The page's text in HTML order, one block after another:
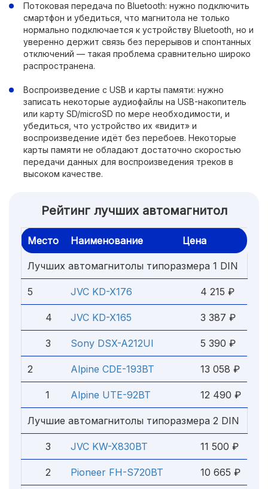
Потоковая передача по Bluetooth: нужно подключить
смартфон и убедиться, что магнитола не только
нормально подключается к устройству Bluetooth, но и
уверенно держит связь без перерывов и спонтанных
отключений — такая проблема сравнительно широко
распространена.
Воспроизведение с USB и карты памяти: нужно
записать некоторые аудиофайлы на USB-накопитель
или карту SD/microSD по мере необходимости, и
убедиться, что устройство их «видит» и
воспроизведение идёт без перебоев. Некоторые
карты памяти не обладают достаточно скоростью
передачи данных для воспроизведения треков в
высоком качестве.
Рейтинг лучших автомагнитол
Место Наименование Цена
Лучших автомагнитолы типоразмера 1 DIN
5 JVC KD-X176 4 215 ₽
4 JVC KD-X165 3 387 ₽
3 Sony DSX-A212UI 5 390 ₽
2 Alpine CDE-193BT 13 058 ₽
1 Alpine UTE-92BT 12 490 ₽
Лучшие автомагнитолы типоразмера 2 DIN
3 JVC KW-X830BT 11 500 ₽
2 Pioneer FH-S720BT 10 665 ₽